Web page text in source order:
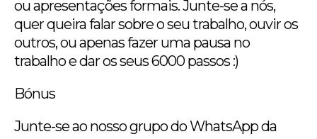
ou apresentações formais. Junte-se a nós,
quer queira falar sobre o seu trabalho, ouvir os
outros, ou apenas fazer uma pausa no
trabalho e dar os seus 6000 passos :)
Bónus
Junte-se ao nosso grupo do WhatsApp da